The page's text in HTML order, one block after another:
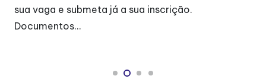
sua vaga e submeta já a sua inscrição.
Documentos…